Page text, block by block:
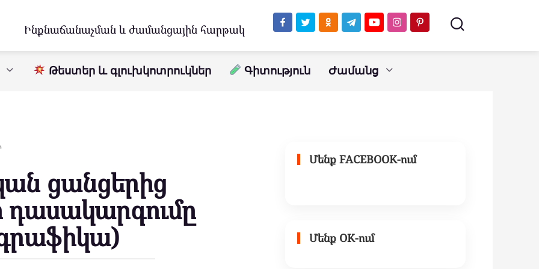
Ինքնաճանաչման և ժամանցային հարթակ
Թեստեր և գլուխկոտրուկներ Գիտություն Ժամանց
ցանցերից
դասակարգումը
Մենք FACEBOOK-ում
Մենք OK-ում